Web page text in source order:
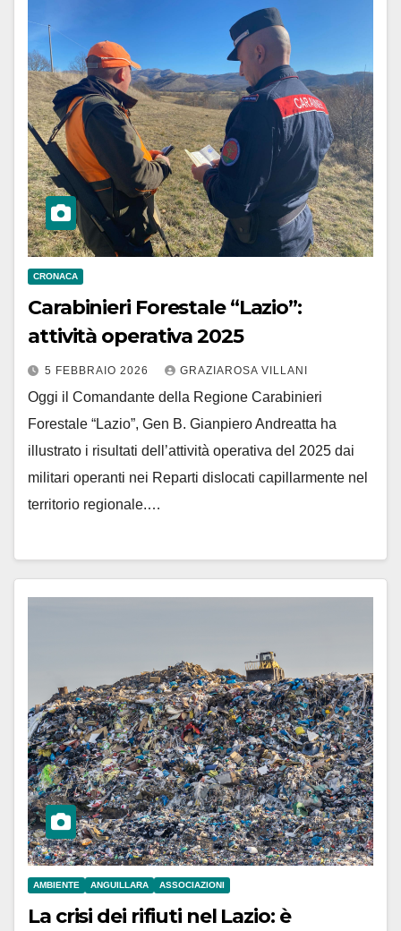
CRONACA
Carabinieri Forestale “Lazio”:
attività operativa 2025
5 FEBBRAIO 2026 GRAZIAROSA VILLANI
Oggi il Comandante della Regione Carabinieri
Forestale “Lazio”, Gen B. Gianpiero Andreatta ha
illustrato i risultati dell’attività operativa del 2025 dai
militari operanti nei Reparti dislocati capillarmente nel
territorio regionale.…
AMBIENTE ANGUILLARA ASSOCIAZIONI
La crisi dei rifiuti nel Lazio: è